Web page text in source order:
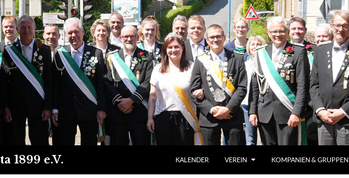
1899 e.V.
KALENDER
VEREIN KOMPANIEN & GRUPPEN